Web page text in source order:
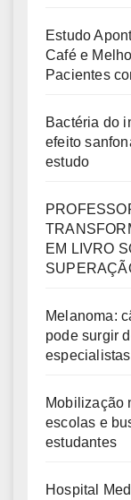
Estudo
Café e
Pacientes
Bactéria do
efeito
estudo
EM LIVRO
Melanoma:
pode surgir
especialistas
Mobilização
escolas e
estudantes
Hospital